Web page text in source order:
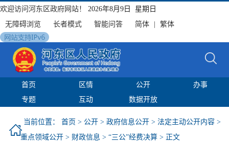
欢迎访问河东区政府网站！
2026年8月9日 星期日
无障碍浏览
长者模式 智能问答 简体 繁体
首页 区情 公开
办事
专题
互动 数据开放
当前位置： 首页 > 公开 > 政府信息公开 > 法定主动公开内容 >
重点领域公开 > 财政信息 > “三公”经费决算 > 正文